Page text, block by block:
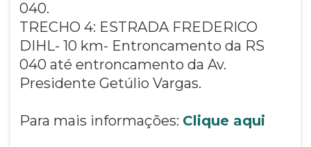
040.
TRECHO 4: ESTRADA FREDERICO
DIHL- 10 km- Entroncamento da RS
040 até entroncamento da Av.
Presidente Getúlio Vargas.
Para mais informações: Clique aqui